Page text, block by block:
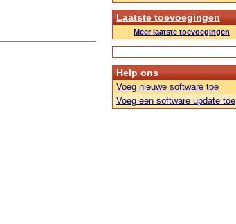
Laatste toevoegingen
Meer laatste toevoegingen
Help ons
Voeg nieuwe software toe
Voeg een software update toe